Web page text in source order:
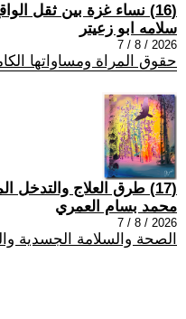
(16) نساء غزة بين ثقل الواقع وضرورة التعافي
سلامه ابو زعيتر
2026 / 8 / 7
حقوق المراة ومساواتها
(17) طرق العلاج والتدخل المبكر للتوحد.
محمد بسام العمري
2026 / 8 / 7
الصحة والسلامة الجسدية